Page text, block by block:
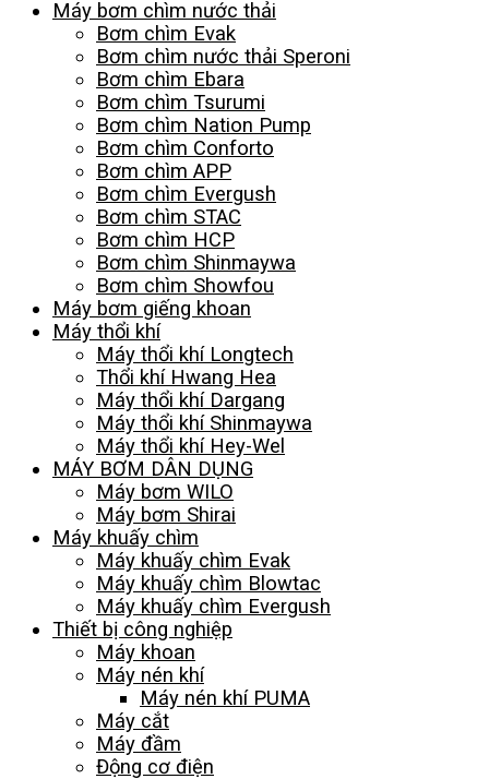
Máy bơm chìm nước thải
Bơm chìm Evak
Bơm chìm nước thải Speroni
Bơm chìm Ebara
Bơm chìm Tsurumi
Bơm chìm Nation Pump
Bơm chìm Conforto
Bơm chìm APP
Bơm chìm Evergush
Bơm chìm STAC
Bơm chìm HCP
Bơm chìm Shinmaywa
Bơm chìm Showfou
Máy bơm giếng khoan
Máy thổi khí
Máy thổi khí Longtech
Thổi khí Hwang Hea
Máy thổi khí Dargang
Máy thổi khí Shinmaywa
Máy thổi khí Hey-Wel
MÁY BƠM DÂN DỤNG
Máy bơm WILO
Máy bơm Shirai
Máy khuấy chìm
Máy khuấy chìm Evak
Máy khuấy chìm Blowtac
Máy khuấy chìm Evergush
Thiết bị công nghiệp
Máy khoan
Máy nén khí
Máy nén khí PUMA
Máy cắt
Máy đầm
Động cơ điện